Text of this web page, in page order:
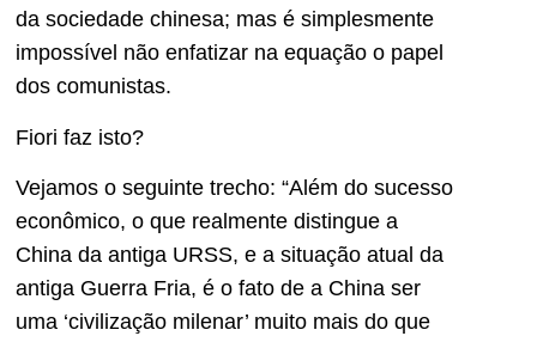
da sociedade chinesa; mas é simplesmente
impossível não enfatizar na equação o papel
dos comunistas.
Fiori faz isto?
Vejamos o seguinte trecho: “Além do sucesso
econômico, o que realmente distingue a
China da antiga URSS, e a situação atual da
antiga Guerra Fria, é o fato de a China ser
uma ‘civilização milenar’ muito mais do que